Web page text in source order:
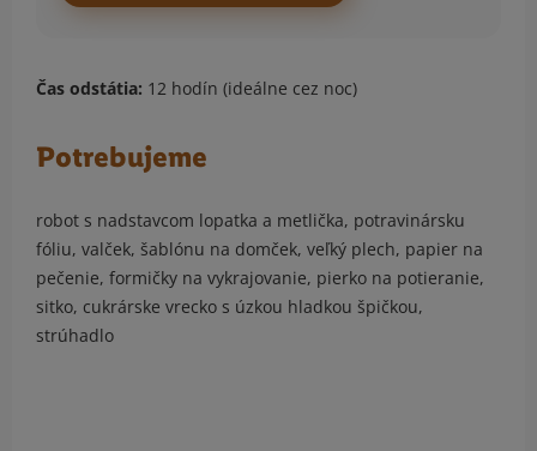
Čas odstátia: 12 hodín (ideálne cez noc)
Potrebujeme
robot s nadstavcom lopatka a metlička, potravinársku
fóliu, valček, šablónu na domček, veľký plech, papier na
pečenie, formičky na vykrajovanie, pierko na potieranie,
sitko, cukrárske vrecko s úzkou hladkou špičkou,
strúhadlo